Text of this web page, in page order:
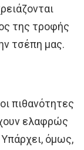
της τροφής
τσέπη μας.
πιθανότητες
ελαφρώς
Υπάρχει, όμως,